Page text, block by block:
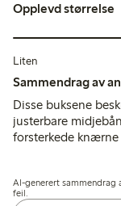
Opplevd størrelse
Liten
Sammendrag av
Disse buksene
justerbare
forsterkede
om noen nevner
AI-generert sammendrag
feil.